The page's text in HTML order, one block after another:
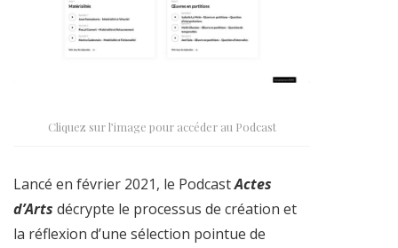
Cliquez sur l’image pour accéder au Podcast
Lancé en février 2021, le PodcastActes
d’Arts décrypte le processus de création et
la réflexion d’une sélection pointue de